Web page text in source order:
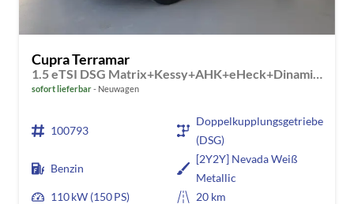
Cupra Terramar
1.5 eTSI DSG Matrix+Kessy+AHK+eHeck+Dinamica+CarPlay+eHeck+GV5
sofort lieferbar Neuwagen
100793
Doppelkupplungsgetriebe
(DSG)
Benzin
[2Y2Y] Nevada Weiß
Metallic
110 kW (150 PS)
20 km